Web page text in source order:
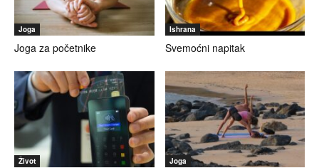
Joga
Joga za početnike
Ishrana
Svemoćni napitak
Život Joga